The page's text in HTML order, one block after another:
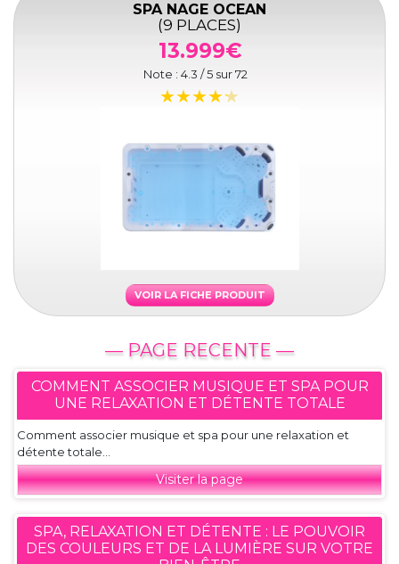
SPA NAGE OCEAN
(9 PLACES)
13.999€
Note : 4.3 / 5 sur72
VOIR LA FICHE PRODUIT
— PAGE RECENTE —
COMMENT ASSOCIER MUSIQUE ET SPA POUR
UNE RELAXATION ET DÉTENTE TOTALE
Comment associer musique et spa pour une relaxation et
détente totale...
Visiter la page
SPA, RELAXATION ET DÉTENTE : LE POUVOIR
DES COULEURS ET DE LA LUMIÈRE SUR VOTRE